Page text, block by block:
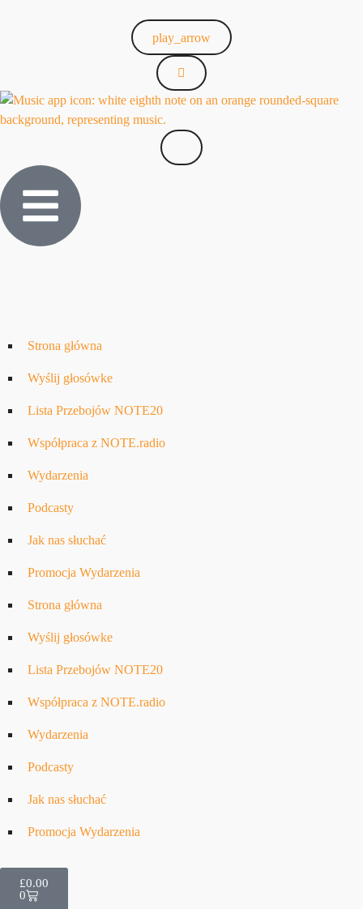
play_arrow
Strona główna
Wyślij głosówke
Lista Przebojów NOTE20
Współpraca z NOTE.radio
Wydarzenia
Podcasty
Jak nas słuchać
Promocja Wydarzenia
Strona główna
Wyślij głosówke
Lista Przebojów NOTE20
Współpraca z NOTE.radio
Wydarzenia
Podcasty
Jak nas słuchać
Promocja Wydarzenia
£0.00
0